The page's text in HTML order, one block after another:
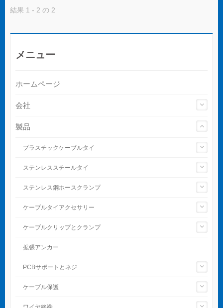
結果 1 - 2 の 2
メニュー
ホームページ
会社
製品
プラスチックケーブルタイ
ステンレススチールタイ
ステンレス鋼ホースクランプ
ケーブルタイアクセサリー
ケーブルクリップとクランプ
拡張アンカー
PCBサポートとネジ
ケーブル保護